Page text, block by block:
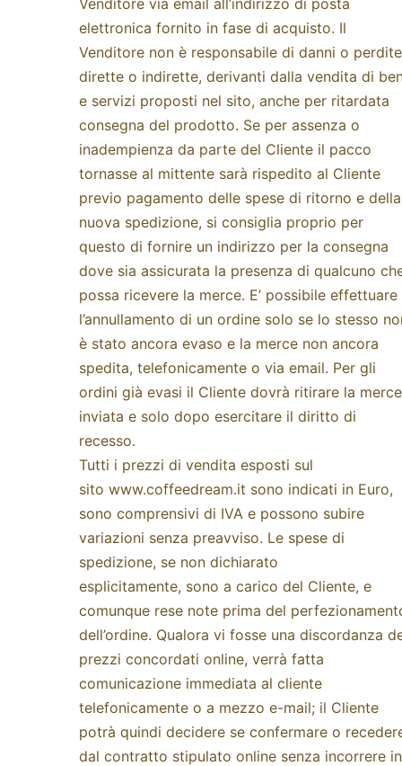
Venditore via email all’indirizzo di posta
elettronica fornito in fase di acquisto. Il
Venditore non è responsabile di danni o
dirette o indirette, derivanti dalla vendita di
e servizi proposti nel sito, anche per ritardata
consegna del prodotto. Se per assenza o
inadempienza da parte del Cliente il pacco
tornasse al mittente sarà rispedito al Cliente
previo pagamento delle spese di ritorno e della
nuova spedizione, si consiglia proprio per
questo di fornire un indirizzo per la consegna
dove sia assicurata la presenza di qualcuno
possa ricevere la merce. E’ possibile effettuare
l’annullamento di un ordine solo se lo stesso
è stato ancora evaso e la merce non ancora
spedita, telefonicamente o via email. Per gli
ordini già evasi il Cliente dovrà ritirare la merce
inviata e solo dopo esercitare il diritto di
recesso.
Tutti i prezzi di vendita esposti sul
sito www.coffeedream.it sono indicati in Euro,
sono comprensivi di IVA e possono subire
variazioni senza preavviso. Le spese di
spedizione, se non dichiarato
esplicitamente, sono a carico del Cliente, e
comunque rese note prima del
dell’ordine. Qualora vi fosse una discordanza
prezzi concordati online, verrà fatta
comunicazione immediata al cliente
telefonicamente o a mezzo e-mail; il Cliente
potrà quindi decidere se confermare o
dal contratto stipulato online senza incorrere in